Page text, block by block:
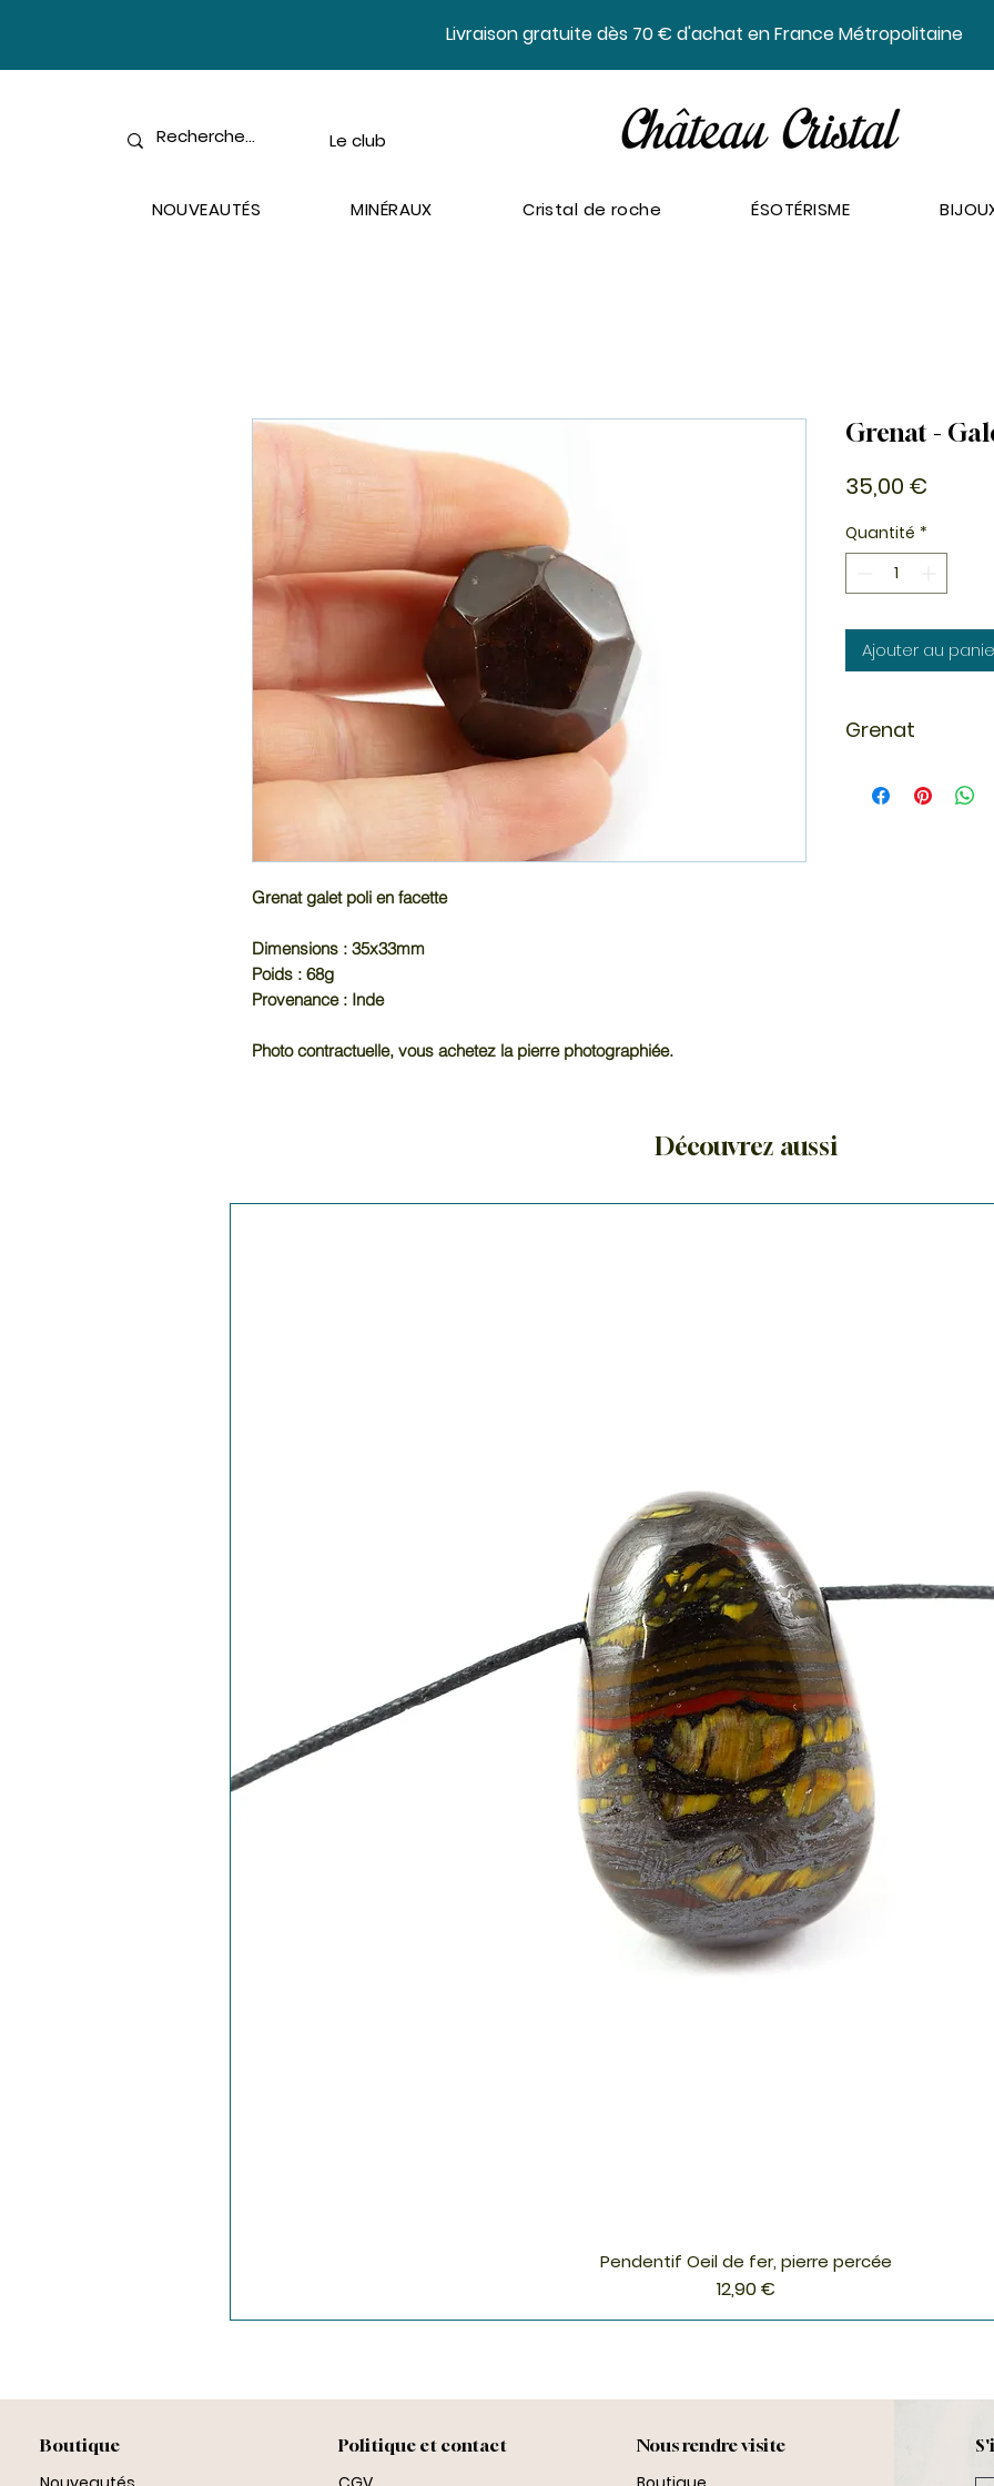
​Livraison gratuite dès 70 € d'achat en France Métropolitaine
Le club
NOUVEAUTÉS MINÉRAUX Cristal de roche ÉSOTÉRISME
Grenat galet poli en facette
Dimensions : 35x33mm
Poids : 68g
Provenance : Inde
Photo contractuelle, vous achetez la pierre photographiée.
Grenat -
35,00 €
Quantité *
Ajouter au
Grenat
courage. C'est
Découvrez aussi
Aperçu rapide
Pendentif Oeil de fer, pierre percée
Prix
12,90 €
Boutique
Politique et contact
Nous rendre visite